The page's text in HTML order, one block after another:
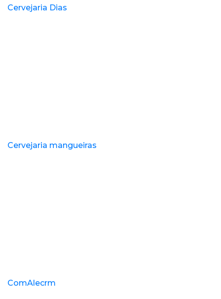
Cervejaria Dias
Cervejaria mangueiras
ComAlecrm